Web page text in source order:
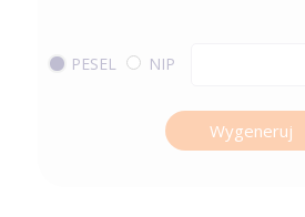
PESEL NIP
Wygeneruj